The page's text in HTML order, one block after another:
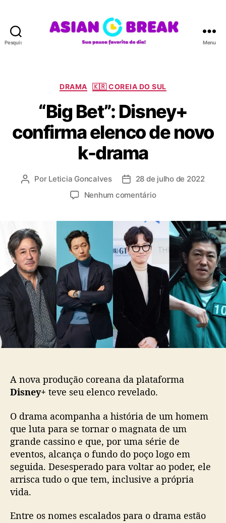
Pesquisar
A
B
R
E
A
K
Menu
C
t
e
g
o
r
i
DRAMA 🇰🇷 COREIA DO SUL
“Big Bet”: Disney+
confirma elenco de novo
k-drama
A
d
o
p
o
s
t
Por Leticia Goncalves
D
d
e
p
u
b
o
28 de julho de 2022
Nenhum comentárioe
g
D
s
n
+
c
n
f
i
r
a
e
n
A nova produção coreana da plataforma
Disney+ teve seu elenco revelado.
O drama acompanha a história de um homem
que luta para se tornar o magnata de um
grande cassino e que, por uma série de
eventos, alcança o fundo do poço logo em
seguida. Desesperado para voltar ao poder, ele
arrisca tudo o que tem, inclusive a própria
vida.
Entre os nomes escalados para o drama estão